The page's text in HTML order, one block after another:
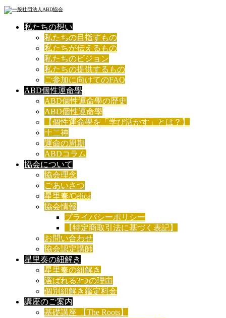
私たちの想い
私たちの目指すもの
私たちが伝えるもの
私たちのビジョン
私たちの提供するもの
ご参加に向けてのFAQ
ABD個性運命學
ABD個性運命學の歴史
ABD個性運命學
【個性運命學を「学び活かす」とは？】
十二神
運命の周期
ABDコラム
協会について
協会理念
ごあいさつ
星里奏/Celica
協会情報
プライバシーポリシー
【特定商取引法に基づく表記】
お問い合わせ
協会認定講師
星里奏の紐解き
星里奏の紐解き
選ばれる3つの理由
個別紐解き鑑定料金
講座のご案内
基礎講座 【The Roots】